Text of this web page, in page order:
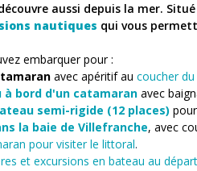
aussi depuis la mer.
nautiques qui vous
embarquer pour :
avec apéritif au coucher du
à bord d'un catamaran avec
semi-rigide (12 places)
la baie de Villefranche, avec
pour visiter le littoral.
et excursions en bateau au